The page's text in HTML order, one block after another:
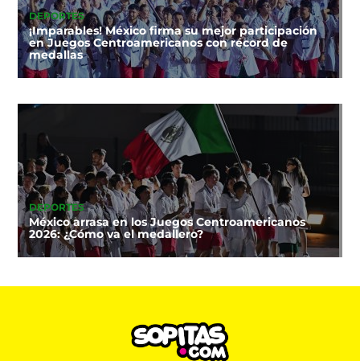
DEPORTES
¡Imparables! México firma su mejor participación
en Juegos Centroamericanos con récord de
medallas
DEPORTES
México arrasa en los Juegos Centroamericanos
2026: ¿Cómo va el medallero?